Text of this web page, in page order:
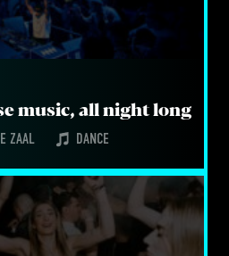
music, all night long
ZAAL DANCE